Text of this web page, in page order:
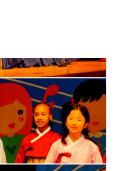
원 !!!! 파워블로거스
기회!!) 한국파워블
약해서 정찰가보다
비씨비걸스
금 백화점에서는 특
파워블로거협..